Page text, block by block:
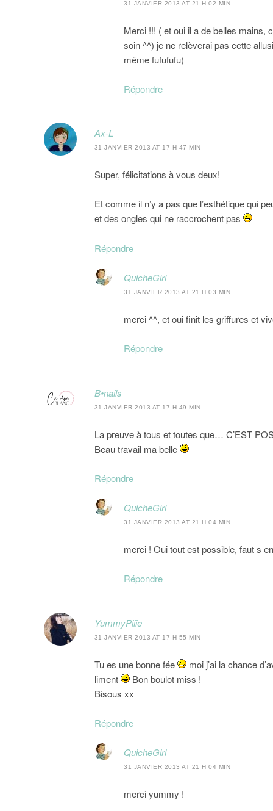
31 JANVIER 2013 AT 21 H 02 MIN
Merci !!! ( et oui il a de belles mains,
soin ^^) je ne relèverai pas cette
même fufufufu)
Répondre
Ax-L
31 JANVIER 2013 AT 17 H 47 MIN
Super, félicitations à vous deux!
Et comme il n’y a pas que l’esthétique qui
et des ongles qui ne raccrochent pas
Répondre
QuicheGirl
31 JANVIER 2013 AT 21 H 03 MIN
merci ^^, et oui finit les griffures et
Répondre
B•nails
31 JANVIER 2013 AT 17 H 49 MIN
La preuve à tous et toutes que… C’EST
Beau travail ma belle
Répondre
QuicheGirl
31 JANVIER 2013 AT 21 H 04 MIN
merci ! Oui tout est possible, faut s
Répondre
YummyPiiie
31 JANVIER 2013 AT 17 H 55 MIN
Tu es une bonne fée
moi j’ai la chance
liment
Bon boulot miss !
Bisous xx
Répondre
QuicheGirl
31 JANVIER 2013 AT 21 H 04 MIN
merci yummy !